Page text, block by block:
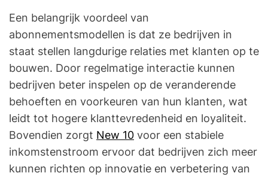
Een belangrijk voordeel van
abonnementsmodellen is dat ze bedrijven in
staat stellen langdurige relaties met klanten op te
bouwen. Door regelmatige interactie kunnen
bedrijven beter inspelen op de veranderende
behoeften en voorkeuren van hun klanten, wat
leidt tot hogere klanttevredenheid en loyaliteit.
Bovendien zorgt New 10 voor een stabiele
inkomstenstroom ervoor dat bedrijven zich meer
kunnen richten op innovatie en verbetering van